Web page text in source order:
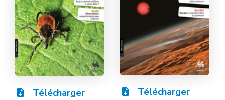
Télécharger Télécharger